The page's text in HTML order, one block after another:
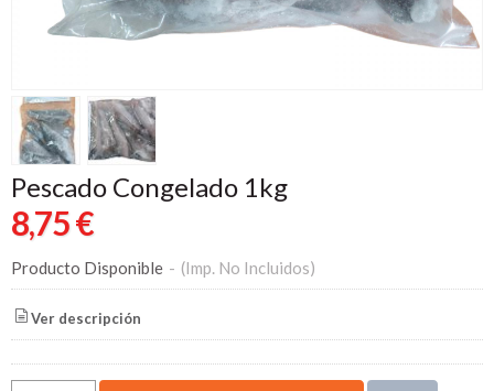
Pescado Congelado 1kg
8,75 €
Producto Disponible - (Imp. No Incluidos)
Ver descripción